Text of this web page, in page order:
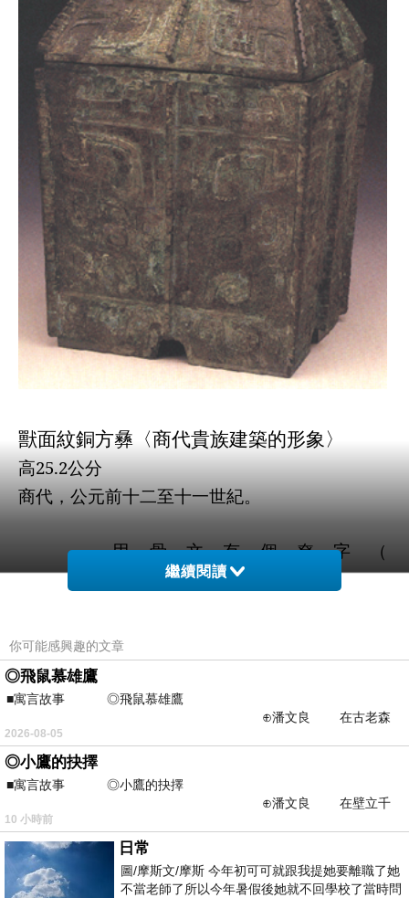
獸面紋銅方彝〈商代貴族建築的形象〉
高25.2公分
商代，公元前十二至十一世紀。
甲骨文有個尞字（
繼續閱讀
你可能感興趣的文章
◎飛鼠慕雄鷹
■寓言故事 ◎飛鼠慕雄鷹
⊕潘文良 在古老森
林的底層，住著一隻小飛鼠
2026-08-05
◎小鷹的抉擇
■寓言故事 ◎小鷹的抉擇
⊕潘文良 在壁立千
仞的懸崖上，有一座遮天蔽
10 小時前
日常
圖/摩斯文/摩斯 今年初可可就跟我提她要離職了她
不當老師了所以今年暑假後她就不回學校了當時問